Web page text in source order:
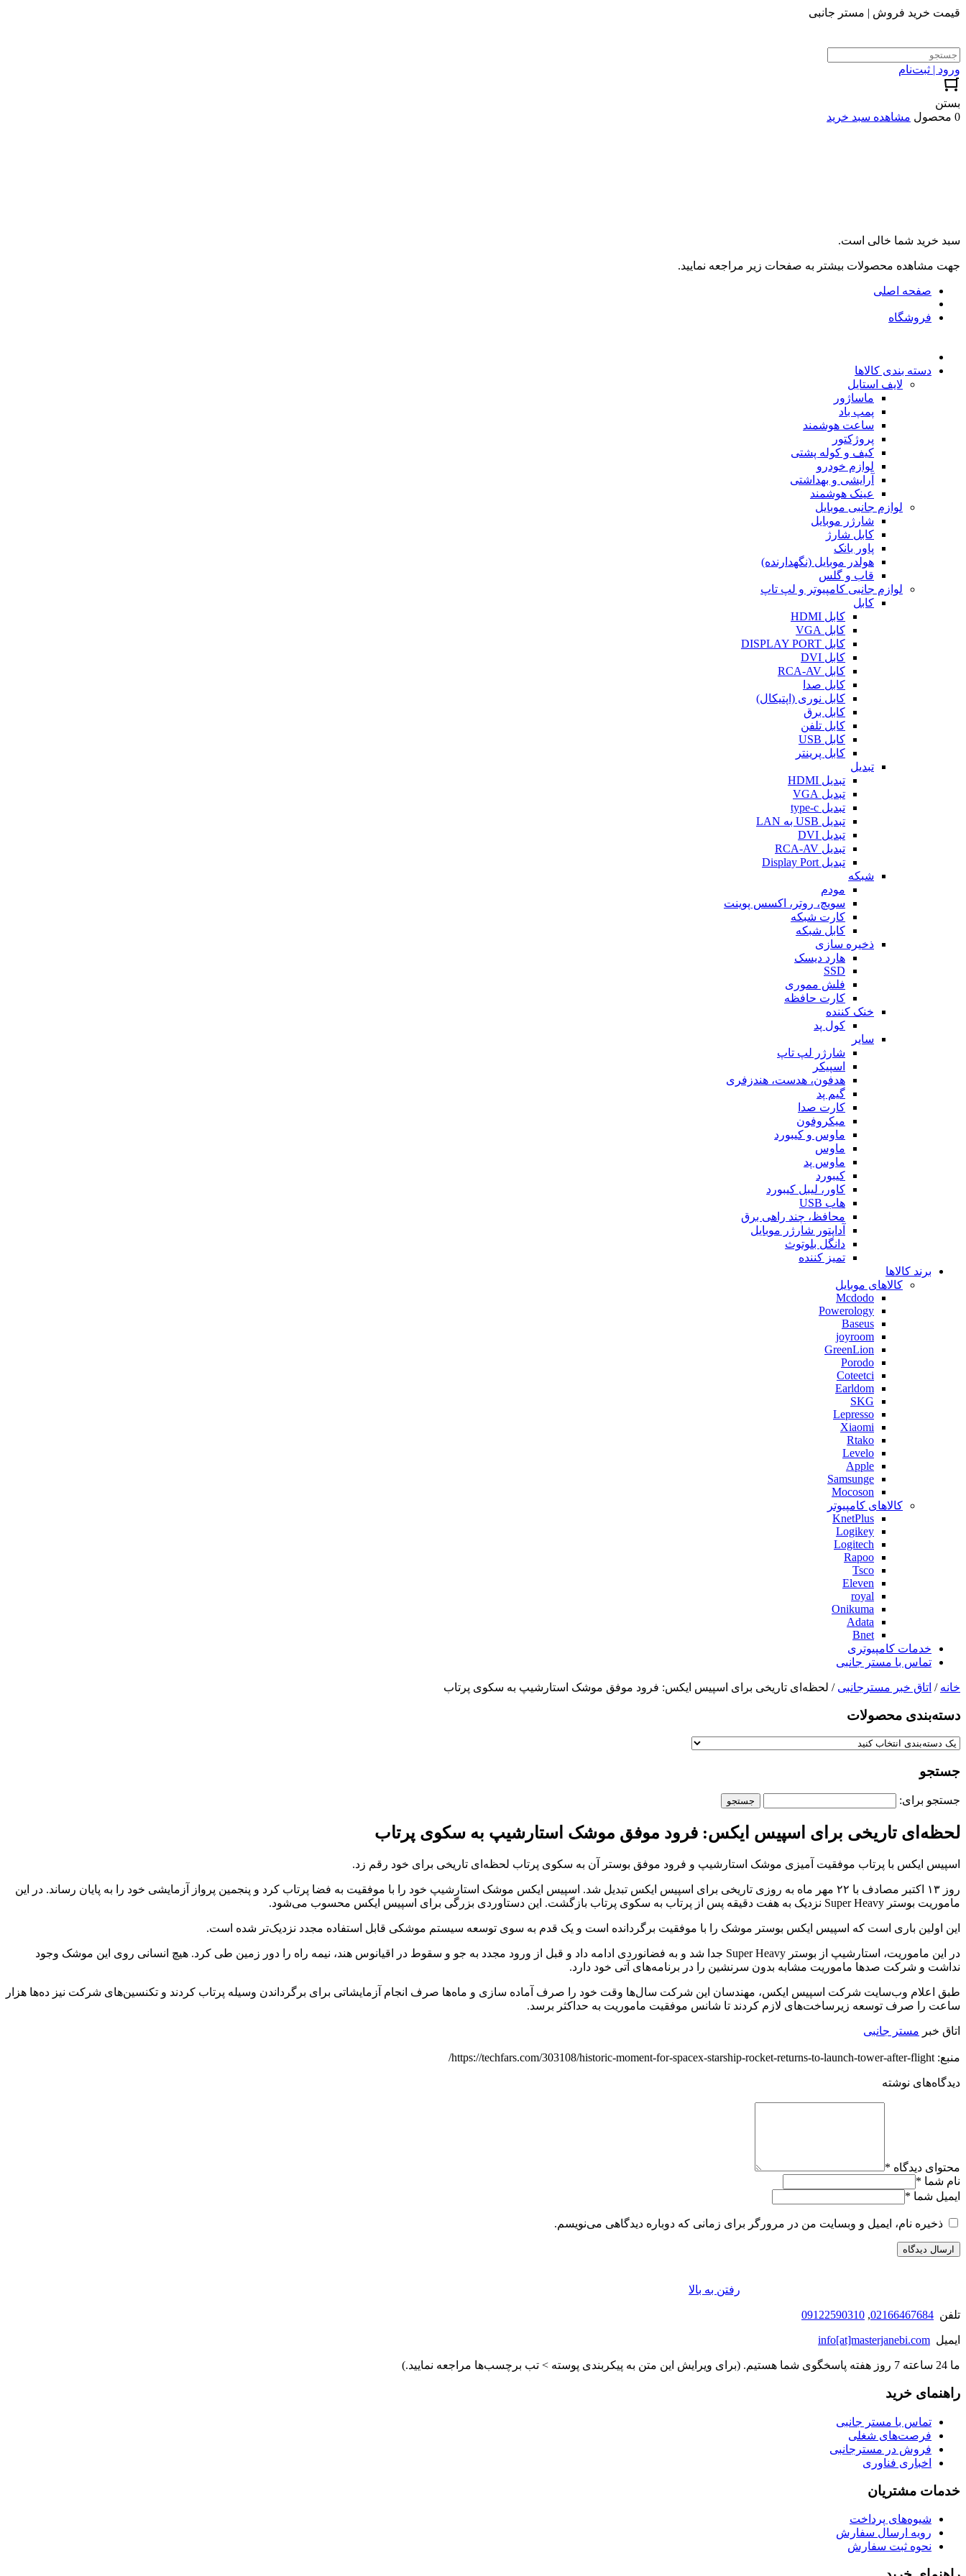
قیمت خرید فروش | مستر جانبی
ورود | ثبت‌نام
بستن
0 محصول
مشاهده سبد خرید
سبد خرید شما خالی است.
جهت مشاهده محصولات بیشتر به صفحات زیر مراجعه نمایید.
صفحه اصلی
فروشگاه
دسته بندی کالاها
لایف استایل
ماساژور
پمپ باد
ساعت هوشمند
پروژکتور
کیف و کوله پشتی
لوازم خودرو
آرایشی و بهداشتی
عینک هوشمند
لوازم جانبی موبایل
شارژر موبایل
کابل شارژ
پاور بانک
هولدر موبایل (نگهدارنده)
قاب و گلس
لوازم جانبی کامپیوتر و لپ تاپ
کابل
کابل HDMI
کابل VGA
کابل DISPLAY PORT
کابل DVI
کابل RCA-AV
کابل صدا
کابل نوری (اپتیکال)
کابل برق
کابل تلفن
کابل USB
کابل پرینتر
تبدیل
تبدیل HDMI
تبدیل VGA
تبدیل type-c
تبدیل USB به LAN
تبدیل DVI
تبدیل RCA-AV
تبدیل Display Port
شبکه
مودم
سویچ، روتر، اکسس پوینت
کارت شبکه
کابل شبکه
ذخیره سازی
هارد دیسک
SSD
فلش مموری
کارت حافظه
خنک کننده
کول پد
سایر
شارژر لپ تاپ
اسپیکر
هدفون، هدست، هندزفری
گیم پد
کارت صدا
میکروفون
ماوس و کیبورد
ماوس
ماوس پد
کیبورد
کاور، لیبل کیبورد
هاب USB
محافظ، چند راهی برق
آداپتور شارژر موبایل
دانگل بلوتوث
تمیز کننده
برند کالاها
کالاهای موبایل
Mcdodo
Powerology
Baseus
joyroom
GreenLion
Porodo
Coteetci
Earldom
SKG
Lepresso
Xiaomi
Rtako
Levelo
Apple
Samsunge
Mocoson
کالاهای کامپیوتر
KnetPlus
Logikey
Logitech
Rapoo
Tsco
Eleven
royal
Onikuma
Adata
Bnet
خدمات کامپیوتری
تماس با مستر جانبی
خانه / اتاق خبر مسترجانبی / لحظه‌ای تاریخی برای اسپیس ایکس: فرود موفق موشک استارشیپ به سکوی پرتاب
دسته‌بندی‌ محصولات
جستجو
جستجو برای:
لحظه‌ای تاریخی برای اسپیس ایکس: فرود موفق موشک استارشیپ به سکوی پرتاب
اسپیس ایکس با پرتاب موفقیت آمیزی موشک استارشیپ و فرود موفق بوستر آن به سکوی پرتاب لحظه‌ای تاریخی برای خود رقم زد.
روز ۱۳ اکتبر مصادف با ۲۲ مهر ماه به روزی تاریخی برای اسپیس ایکس تبدیل شد. اسپیس ایکس موشک استارشیپ خود را با موفقیت به فضا پرتاب کرد و پنجمین پرواز آزمایشی خود را به پایان رساند. در این
ماموریت بوستر Super Heavy نزدیک به هفت دقیقه پس از پرتاب به سکوی پرتاب بازگشت. این دستاوردی بزرگی برای اسپیس ایکس محسوب می‌شود.
این اولین باری است که اسپیس ایکس بوستر موشک را با موفقیت برگردانده است و یک قدم به سوی توسعه سیستم موشکی قابل استفاده مجدد نزدیک‌تر شده است.
در این ماموریت، استارشیپ از بوستر Super Heavy جدا شد و به فضانوردی ادامه داد و قبل از ورود مجدد به جو و سقوط در اقیانوس هند، نیمه راه را دور زمین طی کرد. هیچ انسانی روی این موشک وجود
نداشت و شرکت صدها ماموریت مشابه بدون سرنشین را در برنامه‌های آتی خود دارد.
طبق اعلام وب‌سایت شرکت اسپیس ایکس، مهندسان این شرکت سال‌ها وقت خود را صرف آماده سازی و ماه‌ها صرف انجام آزمایشاتی برای برگرداندن وسیله پرتاب کردند و تکنسین‌های شرکت نیز ده‌ها هزار
ساعت را صرف توسعه زیرساخت‌های لازم کردند تا شانس موفقیت ماموریت به حداکثر برسد.
اتاق خبر مستر جانبی
منبع: https://techfars.com/303108/historic-moment-for-spacex-starship-rocket-returns-to-launch-tower-after-flight/
دیدگاه‌های نوشته
محتوای دیدگاه *
نام شما *
ایمیل شما *
ذخیره نام، ایمیل و وبسایت من در مرورگر برای زمانی که دوباره دیدگاهی می‌نویسم.
رفتن به بالا
تلفن 02166467684
,
09122590310
ایمیل info[at]masterjanebi.com
ما 24 ساعته 7 روز هفته پاسخگوی شما هستیم. (برای ویرایش این متن به پیکربندی پوسته > تب برچسب‌ها مراجعه نمایید.)
راهنمای خرید
تماس با مستر جانبی
فرصت‌های شغلی
فروش در مسترجانبی
اخباری فناوری
خدمات مشتریان
شیوه‌های پرداخت
رویه ارسال سفارش
نحوه ثبت سفارش